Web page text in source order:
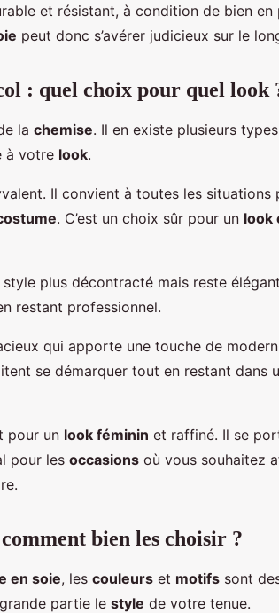
et résistant, à condition de bien en
peut donc s’avérer judicieux sur le
: quel choix pour quel look
la chemise. Il en existe plusieurs
à votre look.
Il convient à toutes les situations
. C’est un choix sûr pour un look
plus décontracté mais reste
restant professionnel.
qui apporte une touche de
se démarquer tout en restant dans
pour un look féminin et raffiné. Il se
pour les occasions où vous souhaitez
bien les choisir ?
en soie, les couleurs et motifs sont
partie le style de votre tenue.